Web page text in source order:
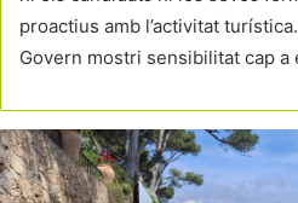
proactius amb l’activitat
Govern mostri sensibilitat cap a